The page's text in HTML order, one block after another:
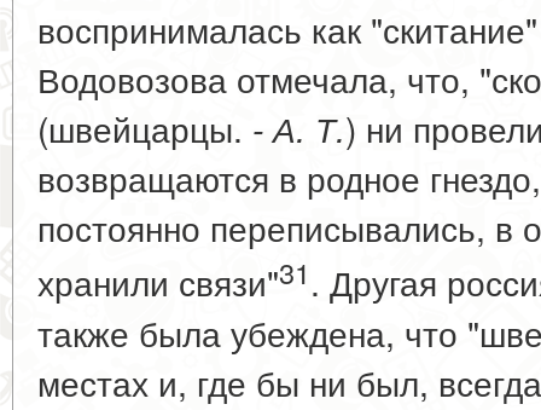
воспринималась как
Водовозова отмечала, что,
(швейцарцы. - А. Т.) ни
возвращаются в родное
постоянно переписывались, в
хранили связи"31. Другая
также была убеждена, что
местах и, где бы ни был,